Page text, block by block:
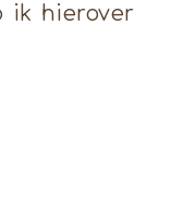
ik hierover